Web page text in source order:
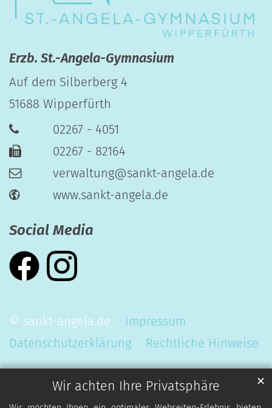
Wir achten Ihre Privatsphäre ✕
Erzb. St.-Angela-Gymnasium
Auf dem Silberberg 4
51688 Wipperfürth
02267 - 4051
02267 - 82164
verwaltung@sankt-angela.de
www.sankt-angela.de
Social Media
© sankt-angela.de
Impressum
Datenschutzerklärung
Rechtliche Hinweise